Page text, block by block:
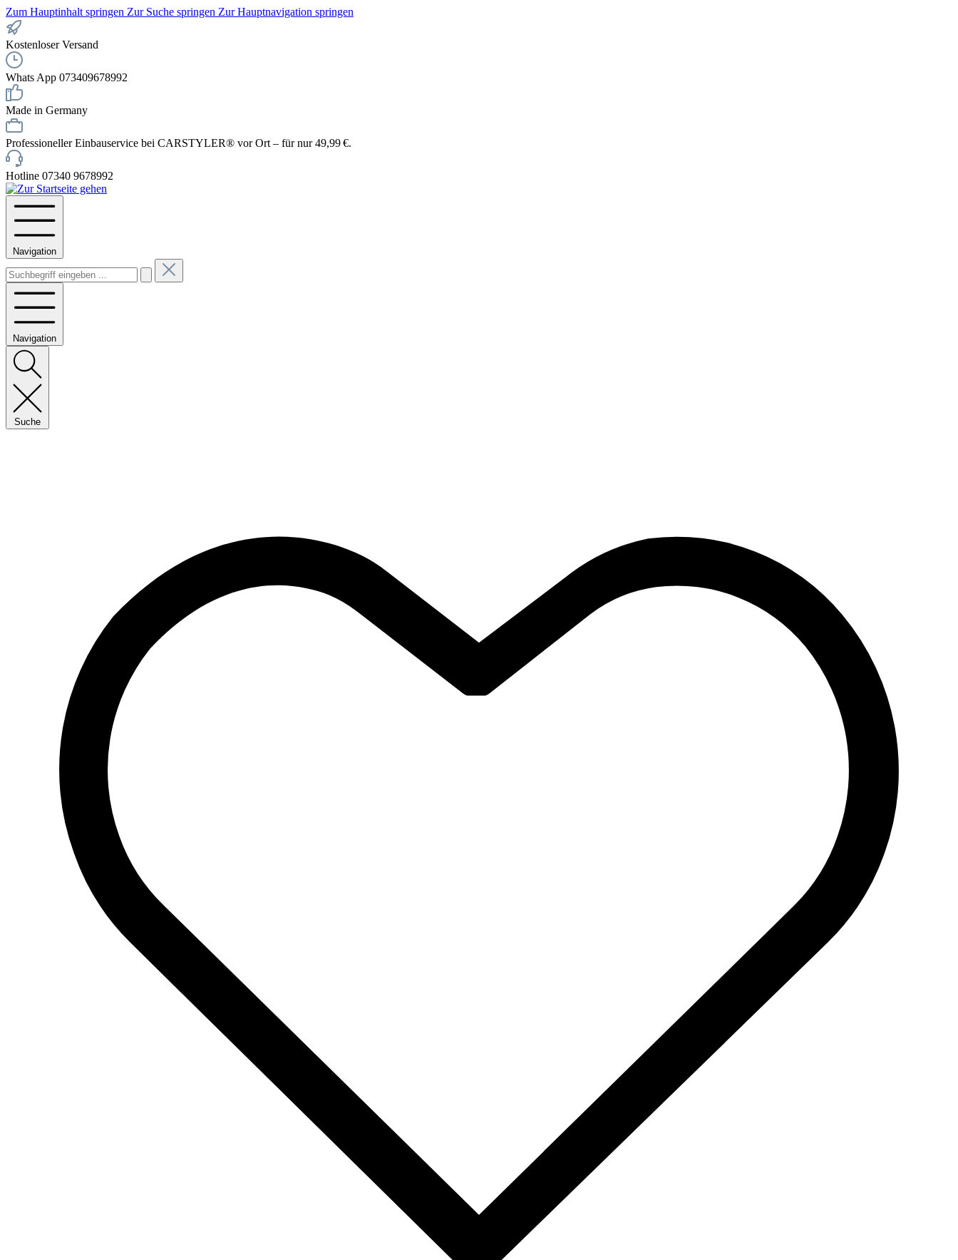
Zum Hauptinhalt springen Zur Suche springen Zur Hauptnavigation springen
Kostenloser Versand
Whats App 073409678992
Made in Germany
Professioneller Einbauservice bei CARSTYLER® vor Ort – für nur 49,99 €.
Hotline 07340 9678992
Navigation
Navigation
Suche